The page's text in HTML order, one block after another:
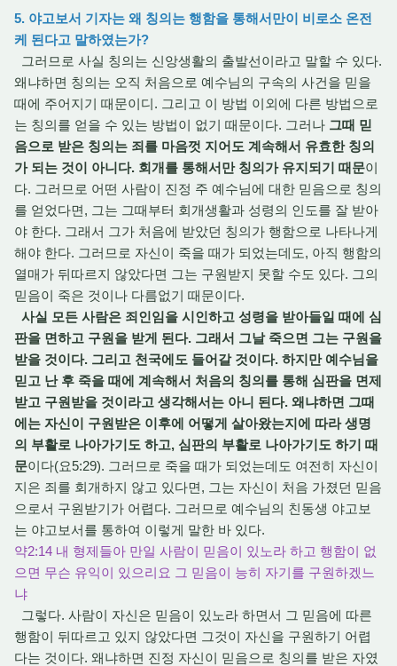
5. 야고보서 기자는 왜 칭의는 행함을 통해서만이 비로소 온전
케 된다고 말하였는가?
그러므로 사실 칭의는 신앙생활의 출발선이라고 말할 수 있다.
왜냐하면 칭의는 오직 처음으로 예수님의 구속의 사건을 믿을
때에 주어지기 때문이디. 그리고 이 방법 이외에 다른 방법으로
는 칭의를 얻을 수 있는 방법이 없기 때문이다. 그러나 그때 믿
음으로 받은 칭의는 죄를 마음껏 지어도 계속해서 유효한 칭의
가 되는 것이 아니다. 회개를 통해서만 칭의가 유지되기 때문이
다. 그러므로 어떤 사람이 진정 주 예수님에 대한 믿음으로 칭의
를 얻었다면, 그는 그때부터 회개생활과 성령의 인도를 잘 받아
야 한다. 그래서 그가 처음에 받았던 칭의가 행함으로 나타나게
해야 한다. 그러므로 자신이 죽을 때가 되었는데도, 아직 행함의
열매가 뒤따르지 않았다면 그는 구원받지 못할 수도 있다. 그의
믿음이 죽은 것이나 다름없기 때문이다.
사실 모든 사람은 죄인임을 시인하고 성령을 받아들일 때에 심
판을 면하고 구원을 받게 된다. 그래서 그날 죽으면 그는 구원을
받을 것이다. 그리고 천국에도 들어갈 것이다. 하지만 예수님을
믿고 난 후 죽을 때에 계속해서 처음의 칭의를 통해 심판을 면제
받고 구원받을 것이라고 생각해서는 아니 된다. 왜냐하면 그때
에는 자신이 구원받은 이후에 어떻게 살아왔는지에 따라 생명
의 부활로 나아가기도 하고, 심판의 부활로 나아가기도 하기 때
문이다(요5:29). 그러므로 죽을 때가 되었는데도 여전히 자신이
지은 죄를 회개하지 않고 있다면, 그는 자신이 처음 가졌던 믿음
으로서 구원받기가 어렵다. 그러므로 예수님의 친동생 야고보
는 야고보서를 통하여 이렇게 말한 바 있다.
약2:14 내 형제들아 만일 사람이 믿음이 있노라 하고 행함이 없
으면 무슨 유익이 있으리요 그 믿음이 능히 자기를 구원하겠느
냐
그렇다. 사람이 자신은 믿음이 있노라 하면서 그 믿음에 따른
행함이 뒤따르고 있지 않았다면 그것이 자신을 구원하기 어렵
다는 것이다. 왜냐하면 진정 자신이 믿음으로 칭의를 받은 자였